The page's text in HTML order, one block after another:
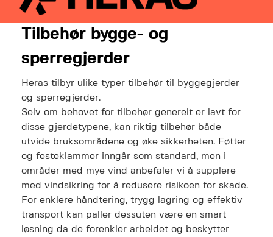
Tilbehør bygge- og
sperregjerder
Heras tilbyr ulike typer tilbehør til byggegjerder
og sperregjerder.
Selv om behovet for tilbehør generelt er lavt for
disse gjerdetypene, kan riktig tilbehør både
utvide bruksområdene og øke sikkerheten. Føtter
og festeklammer inngår som standard, men i
områder med mye vind anbefaler vi å supplere
med vindsikring for å redusere risikoen for skade.
For enklere håndtering, trygg lagring og effektiv
transport kan paller dessuten være en smart
løsning da de forenkler arbeidet og beskytter